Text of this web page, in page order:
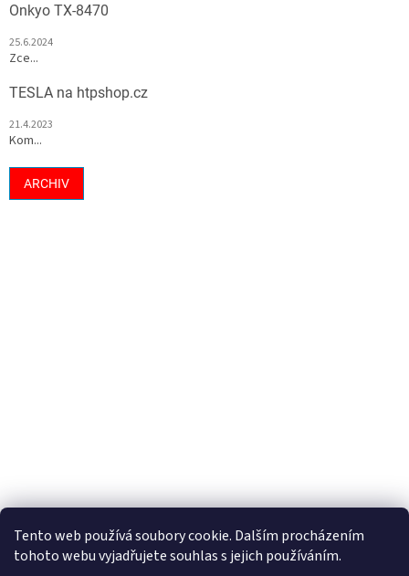
Tento web používá soubory cookie. Dalším procházením
tohoto webu vyjadřujete souhlas s jejich používáním.
Onkyo TX-8470
25.6.2024
Zce...
TESLA na htpshop.cz
21.4.2023
Kom...
ARCHIV